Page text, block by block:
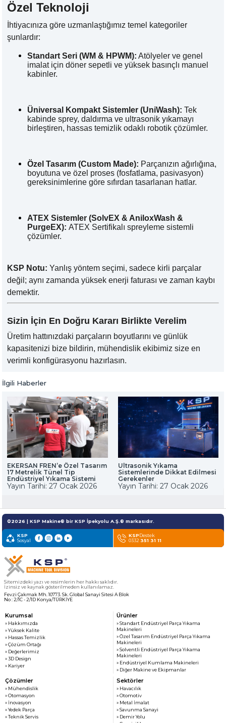
Özel Teknoloji
İhtiyacınıza göre uzmanlaştığımız temel kategoriler
şunlardır:
Standart Seri (WM& HPWM): Atölyeler ve genel
imalat için döner sepetli ve yüksek basınçlı manuel
kabinler.
Üniversal Kompakt Sistemler (UniWash): Tek
kabinde sprey, daldırma ve ultrasonik yıkamayı
birleştiren, hassas temizlik odaklı robotik çözümler.
Özel Tasarım (Custom Made): Parçanızın ağırlığına,
boyutuna ve özel proses (fosfatlama, pasivasyon)
gereksinimlerine göre sıfırdan tasarlanan hatlar.
ATEX Sistemler (SolvEX& AniloxWash&
PurgeEX):ATEX Sertifikalı spreyleme sistemli
çözümler.
KSP Notu: Yanlış yöntem seçimi, sadece kirli parçalar
değil; aynı zamanda yüksek enerji faturası ve zaman kaybı
demektir.
Sizin İçin En Doğru Kararı Birlikte Verelim
Üretim hattınızdaki parçaların boyutlarını ve günlük
kapasitenizi bize bildirin, mühendislik ekibimiz size en
verimli konfigürasyonu hazırlasın.
İlgili Haberler
EKERSAN FREN’e Özel Tasarım
17 Metrelik Tünel Tip
Endüstriyel Yıkama Sistemi
Yayın Tarihi: 27 Ocak 2026
Ultrasonik Yıkama
Sistemlerinde Dikkat Edilmesi
Gerekenler
Yayın Tarihi: 27 Ocak 2026
©2026 | KSP Makine® bir KSP İpekyolu A.Ş.® markasıdır.
KSP
Sosyal
KSPDestek
0332 351 31 11
Sitemizdeki yazı ve resimlerin her hakkı saklıdır.
İzinsiz ve kaynak gösterilmeden kullanılamaz.
Fevzi Çakmak Mh. 10773. Sk. Global Sanayi Sitesi A Blok
No : 2/1C - 2/1D Konya/TÜRKİYE
Kurumsal
» Hakkımızda
» Yüksek Kalite
» Hassas Temizlik
» Çözüm Ortağı
» Değerlerimiz
» 3D Design
» Kariyer
Ürünler
» Standart Endüstriyel Parça Yıkama
Makineleri
» Özel Tasarım Endüstriyel Parça Yıkama
Makineleri
» Solventli Endüstriyel Parça Yıkama
Makineleri
» Endüstriyel Kumlama Makineleri
» Diğer Makine ve Ekipmanlar
Çözümler
» Mühendislik
» Otomasyon
» İnovasyon
» Yedek Parça
» Teknik Servis
Sektörler
» Havacılık
» Otomotiv
» Metal İmalat
» Savunma Sanayi
» Demir Yolu